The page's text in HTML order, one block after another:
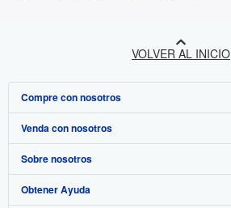
VOLVER AL INICIO
Compre con nosotros
Búsqueda avanzada
Colecciones
Mi cuenta
Venda con nosotros
Comenzar a vender
Únase a nuestro programa de afiliados
Sobre nosotros
Sobre IberLibro
Obtener Ayuda